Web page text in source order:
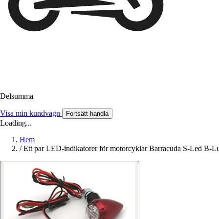
Delsumma
Visa min kundvagn Fortsätt handla
Loading...
Hem
/ Ett par LED-indikatorer för motorcyklar Barracuda S-Led B-